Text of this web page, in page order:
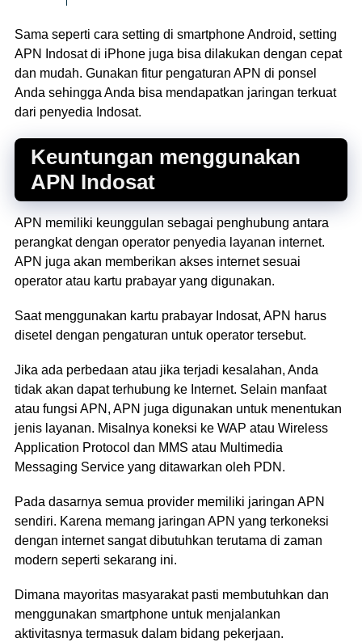
Sama seperti cara setting di smartphone Android, setting
APN Indosat di iPhone juga bisa dilakukan dengan cepat
dan mudah. Gunakan fitur pengaturan APN di ponsel
Anda sehingga Anda bisa mendapatkan jaringan terkuat
dari penyedia Indosat.
Keuntungan menggunakan
APN Indosat
APN memiliki keunggulan sebagai penghubung antara
perangkat dengan operator penyedia layanan internet.
APN juga akan memberikan akses internet sesuai
operator atau kartu prabayar yang digunakan.
Saat menggunakan kartu prabayar Indosat, APN harus
disetel dengan pengaturan untuk operator tersebut.
Jika ada perbedaan atau jika terjadi kesalahan, Anda
tidak akan dapat terhubung ke Internet. Selain manfaat
atau fungsi APN, APN juga digunakan untuk menentukan
jenis layanan. Misalnya koneksi ke WAP atau Wireless
Application Protocol dan MMS atau Multimedia
Messaging Service yang ditawarkan oleh PDN.
Pada dasarnya semua provider memiliki jaringan APN
sendiri. Karena memang jaringan APN yang terkoneksi
dengan internet sangat dibutuhkan terutama di zaman
modern seperti sekarang ini.
Dimana mayoritas masyarakat pasti membutuhkan dan
menggunakan smartphone untuk menjalankan
aktivitasnya termasuk dalam bidang pekerjaan.